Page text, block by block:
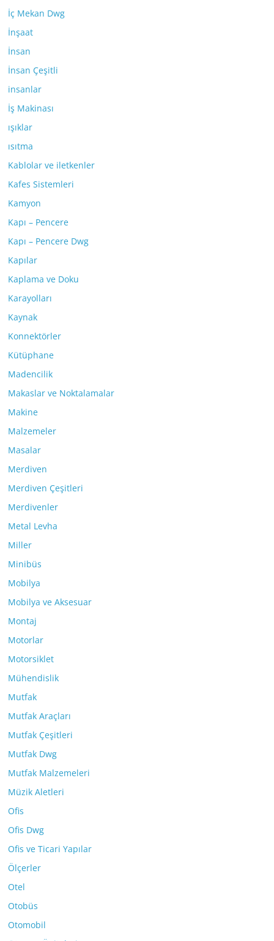
İç Mekan Dwg
İnşaat
İnsan
İnsan Çeşitli
insanlar
İş Makinası
ışıklar
ısıtma
Kablolar ve iletkenler
Kafes Sistemleri
Kamyon
Kapı – Pencere
Kapı – Pencere Dwg
Kapılar
Kaplama ve Doku
Karayolları
Kaynak
Konnektörler
Kütüphane
Madencilik
Makaslar ve Noktalamalar
Makine
Malzemeler
Masalar
Merdiven
Merdiven Çeşitleri
Merdivenler
Metal Levha
Miller
Minibüs
Mobilya
Mobilya ve Aksesuar
Montaj
Motorlar
Motorsiklet
Mühendislik
Mutfak
Mutfak Araçları
Mutfak Çeşitleri
Mutfak Dwg
Mutfak Malzemeleri
Müzik Aletleri
Ofis
Ofis Dwg
Ofis ve Ticari Yapılar
Ölçerler
Otel
Otobüs
Otomobil